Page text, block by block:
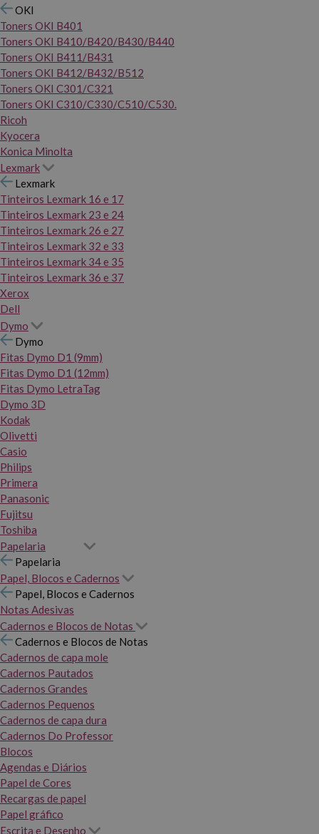
OKI
Toners OKI B401
Toners OKI B410/B420/B430/B440
Toners OKI B411/B431
Toners OKI B412/B432/B512
Toners OKI C301/C321
Toners OKI C310/C330/C510/C530.
Ricoh
Kyocera
Konica Minolta
Lexmark
Lexmark
Tinteiros Lexmark 16 e 17
Tinteiros Lexmark 23 e 24
Tinteiros Lexmark 26 e 27
Tinteiros Lexmark 32 e 33
Tinteiros Lexmark 34 e 35
Tinteiros Lexmark 36 e 37
Xerox
Dell
Dymo
Dymo
Fitas Dymo D1 (9mm)
Fitas Dymo D1 (12mm)
Fitas Dymo LetraTag
Dymo 3D
Kodak
Olivetti
Casio
Philips
Primera
Panasonic
Fujitsu
Toshiba
Papelaria
Papelaria
Papel, Blocos e Cadernos
Papel, Blocos e Cadernos
Notas Adesivas
Cadernos e Blocos de Notas
Cadernos e Blocos de Notas
Cadernos de capa mole
Cadernos Pautados
Cadernos Grandes
Cadernos Pequenos
Cadernos de capa dura
Cadernos Do Professor
Blocos
Agendas e Diários
Papel de Cores
Recargas de papel
Papel gráfico
Escrita e Desenho